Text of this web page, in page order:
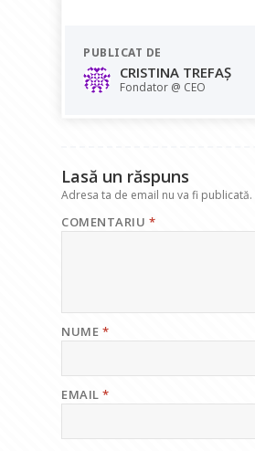
e
b
o
at
s
A
e
dI
PUBLICAT DE
CRISTINA TREFAȘ
Fondator @ CEO
Lasă un răspuns
Adresa ta de email nu va fi publicată.
COMENTARIU *
NUME *
EMAIL*